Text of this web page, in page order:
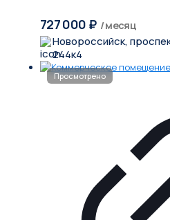
727 000 ₽ / месяц
Новороссийск,
244к4